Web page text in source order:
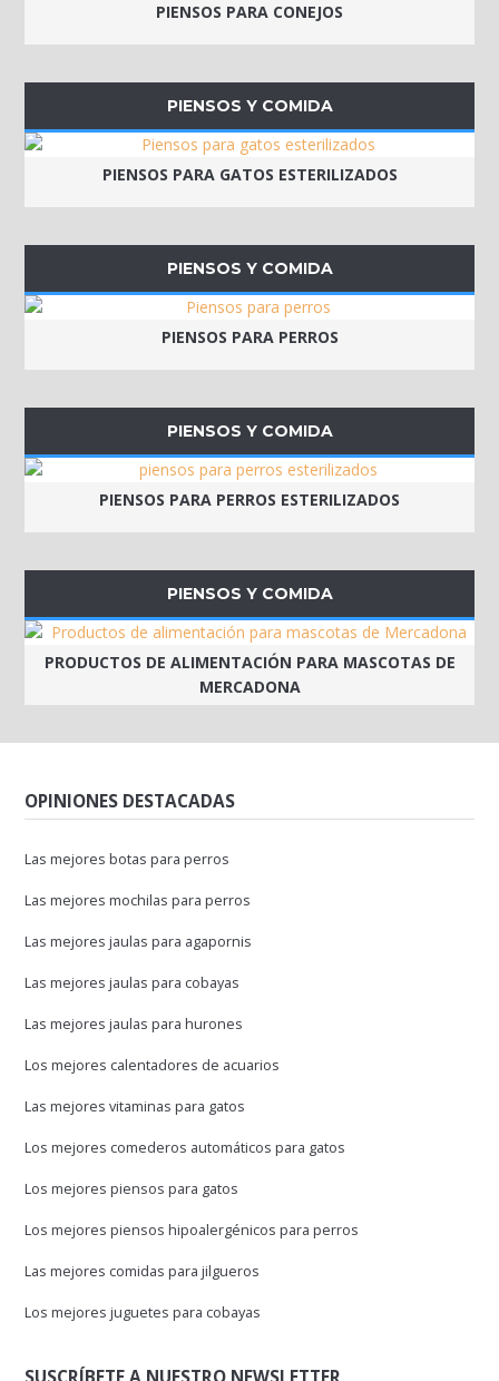
PIENSOS PARA CONEJOS
PIENSOS Y COMIDA
PIENSOS PARA GATOS ESTERILIZADOS
PIENSOS Y COMIDA
PIENSOS PARA PERROS
PIENSOS Y COMIDA
PIENSOS PARA PERROS ESTERILIZADOS
PIENSOS Y COMIDA
PRODUCTOS DE ALIMENTACIÓN PARA MASCOTAS DE
MERCADONA
OPINIONES DESTACADAS
Las mejores botas para perros
Las mejores mochilas para perros
Las mejores jaulas para agapornis
Las mejores jaulas para cobayas
Las mejores jaulas para hurones
Los mejores calentadores de acuarios
Las mejores vitaminas para gatos
Los mejores comederos automáticos para gatos
Los mejores piensos para gatos
Los mejores piensos hipoalergénicos para perros
Las mejores comidas para jilgueros
Los mejores juguetes para cobayas